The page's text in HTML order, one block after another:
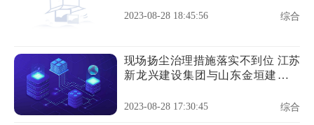
2023-08-28 18:45:56 综合
现场扬尘治理措施落实不到位 江苏
新龙兴建设集团与山东金垣建工违
2023-08-28 17:30:45 综合